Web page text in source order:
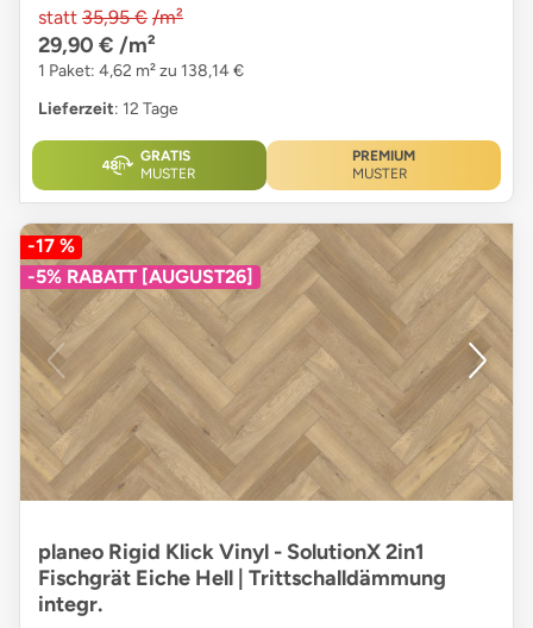
statt 35,95 € /m²
29,90 € /m²
1 Paket: 4,62 m² zu 138,14 €
Lieferzeit: 12 Tage
GRATIS
MUSTER
PREMIUM
MUSTER
-17 %
-5% RABATT [AUGUST26]
planeo Rigid Klick Vinyl - SolutionX 2in1
Fischgrät Eiche Hell | Trittschalldämmung
integr.